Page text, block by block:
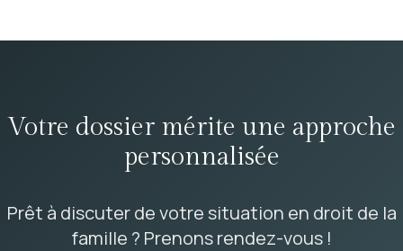
Votre dossier mérite une approche
personnalisée
Prêt à discuter de votre situation en droit de la
famille ? Prenons rendez-vous !